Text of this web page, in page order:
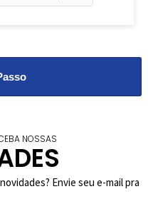
NOSSAS
Envie seu e-mail pra